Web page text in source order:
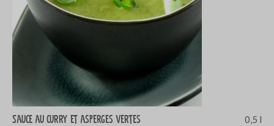
Sauce au curry et asperges vertes 0,5 l